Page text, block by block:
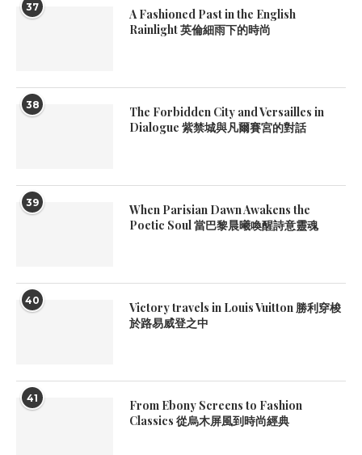
37
A Fashioned Past in the English
Rainlight 英倫細雨下的時尚
38
The Forbidden City and Versailles in
Dialogue 紫禁城與凡爾賽宮的對話
39
When Parisian Dawn Awakens the
Poetic Soul 當巴黎晨曦喚醒詩意靈魂
40
Victory travels in Louis Vuitton 勝利穿梭
於路易威登之中
41
From Ebony Screens to Fashion
Classics 從烏木屏風到時尚經典